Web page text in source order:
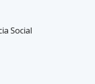
Social